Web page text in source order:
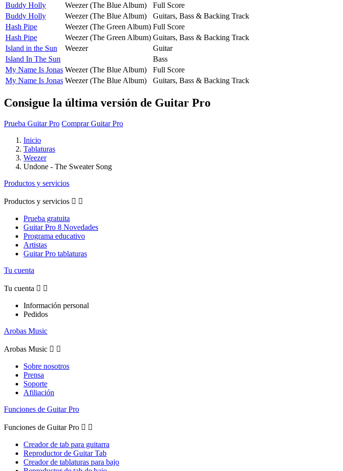
Buddy Holly
Weezer (The Blue Album)
Full Score
Buddy Holly
Weezer (The Blue Album)
Guitars, Bass & Backing Track
Hash Pipe
Weezer (The Green Album) Full Score
Hash Pipe
Weezer (The Green Album) Guitars, Bass & Backing Track
Island in the Sun
Weezer
Guitar
Island In The Sun
Bass
My Name Is Jonas Weezer (The Blue Album)
Full Score
My Name Is Jonas Weezer (The Blue Album) Guitars, Bass & Backing Track
Consigue la última versión de Guitar Pro
Prueba Guitar Pro Comprar Guitar Pro
Inicio
Tablaturas
Weezer
Undone - The Sweater Song
Productos y servicios
Productos y servicios  
Prueba gratuita
Guitar Pro 8 Novedades
Programa educativo
Artistas
Guitar Pro tablaturas
Tu cuenta
Tu cuenta  
Información personal
Pedidos
Arobas Music
Arobas Music  
Sobre nosotros
Prensa
Soporte
Afiliación
Funciones de Guitar Pro
Funciones de Guitar Pro  
Creador de tab para guitarra
Reproductor de Guitar Tab
Creador de tablaturas para bajo